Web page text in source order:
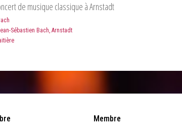
de musique classique à Arnstadt
Sébastien Bach, Arnstadt
Membre